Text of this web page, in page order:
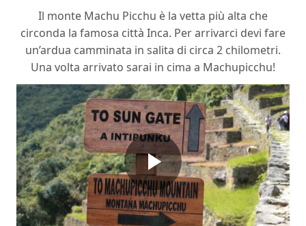
Il monte Machu Picchu è la vetta più alta che
circonda la famosa città Inca. Per arrivarci devi fare
un’ardua camminata in salita di circa 2 chilometri.
Una volta arrivato sarai in cima a Machupicchu!
Play